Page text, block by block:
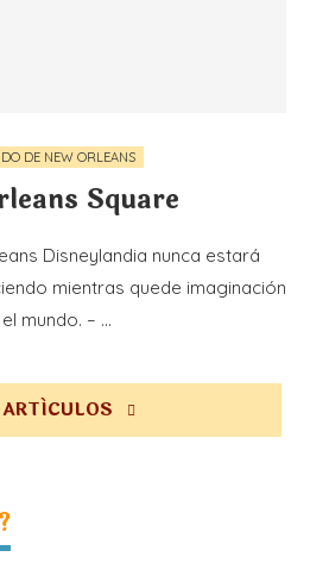
DE NEW ORLEANS
Square
Disneylandia nunca estará
mientras quede imaginación
mundo. – …